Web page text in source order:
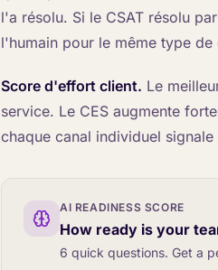
l'a résolu. Si le CSAT résolu
l'humain pour le même type
Score d'effort client. Le
service. Le CES augmente
chaque canal individuel
AI READINESS SCORE
How ready is your
6 quick questions. Get a